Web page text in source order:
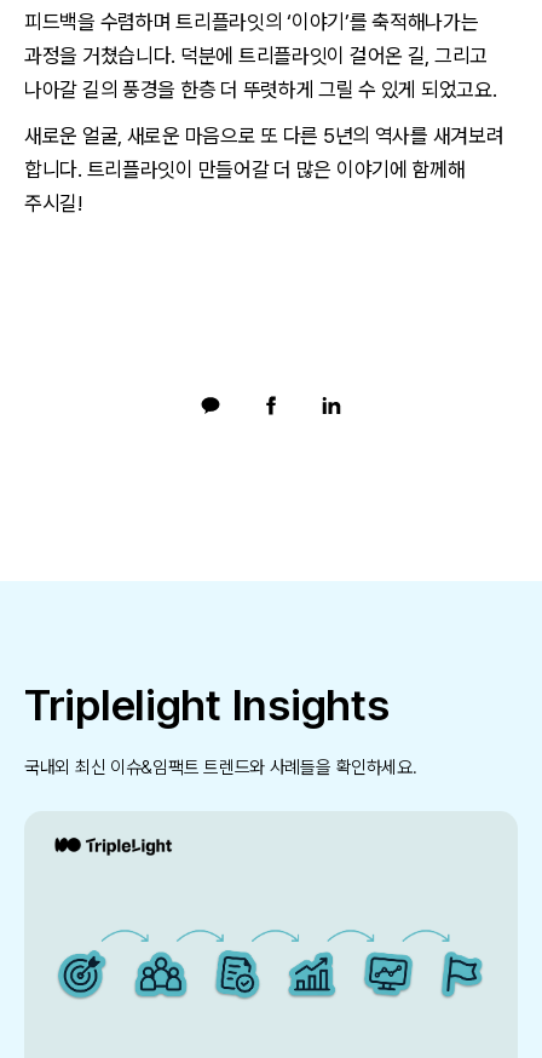
피드백을 수렴하며 트리플라잇의 ‘이야기’를 축적해나가는
과정을 거쳤습니다. 덕분에 트리플라잇이 걸어온 길, 그리고
나아갈 길의 풍경을 한층 더 뚜렷하게 그릴 수 있게 되었고요.
새로운 얼굴, 새로운 마음으로 또 다른 5년의 역사를 새겨보려
합니다. 트리플라잇이 만들어갈 더 많은 이야기에 함께해
주시길!
Triplelight Insights
국내외 최신 이슈&임팩트 트렌드와 사례들을 확인하세요.